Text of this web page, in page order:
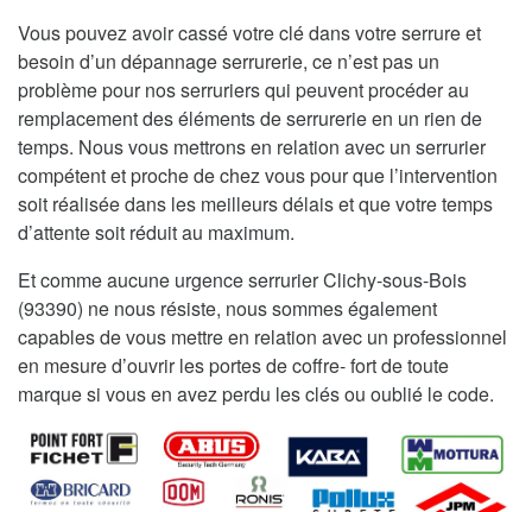
Vous pouvez avoir cassé votre clé dans votre serrure et
besoin d’un dépannage serrurerie, ce n’est pas un
problème pour nos serruriers qui peuvent procéder au
remplacement des éléments de serrurerie en un rien de
temps. Nous vous mettrons en relation avec un serrurier
compétent et proche de chez vous pour que l’intervention
soit réalisée dans les meilleurs délais et que votre temps
d’attente soit réduit au maximum.
Et comme aucune urgence serrurier Clichy-sous-Bois
(93390) ne nous résiste, nous sommes également
capables de vous mettre en relation avec un professionnel
en mesure d’ouvrir les portes de coffre- fort de toute
marque si vous en avez perdu les clés ou oublié le code.